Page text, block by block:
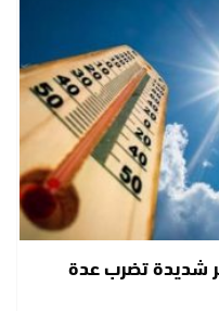
شديدة تضرب عدة